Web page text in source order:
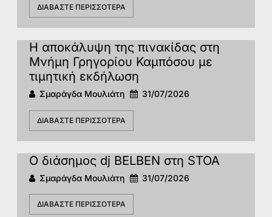
ΔΙΑΒΆΣΤΕ ΠΕΡΙΣΣΌΤΕΡΑ
Η αποκάλυψη της πινακίδας στη
Μνήμη Γρηγορίου Καμπόσου με
τιμητική εκδήλωση
Σμαράγδα Μουλιάτη 31/07/2026
ΔΙΑΒΆΣΤΕ ΠΕΡΙΣΣΌΤΕΡΑ
Ο διάσημος dj BELBEN στη STOA
Σμαράγδα Μουλιάτη 31/07/2026
ΔΙΑΒΆΣΤΕ ΠΕΡΙΣΣΌΤΕΡΑ